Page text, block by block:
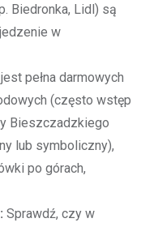
Biedronka, Lidl) są
w
pełna darmowych
(często wstęp
Bieszczadzkiego
lub symboliczny),
po górach,
Sprawdź, czy w